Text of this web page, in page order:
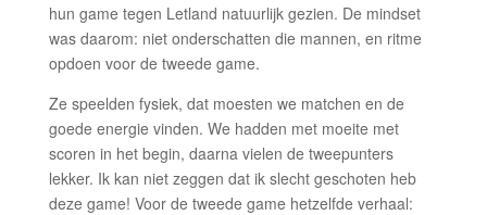
hun game tegen Letland natuurlijk gezien. De mindset
was daarom: niet onderschatten die mannen, en ritme
opdoen voor de tweede game.
Ze speelden fysiek, dat moesten we matchen en de
goede energie vinden. We hadden met moeite met
scoren in het begin, daarna vielen de tweepunters
lekker. Ik kan niet zeggen dat ik slecht geschoten heb
deze game! Voor de tweede game hetzelfde verhaal: